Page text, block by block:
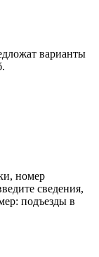
варианты
номер
сведения,
подъезды в